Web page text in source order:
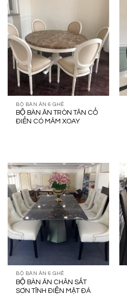
BỘ BÀN ĂN 6 GHẾ
BỘ BÀN ĂN TRÒN TÂN CỔ
ĐIỂN CÓ MÂM XOAY
BỘ BÀN ĂN 6 GHẾ
BỘ BÀN ĂN CHÂN SẮT
SƠN TĨNH ĐIỆN MẶT ĐÁ